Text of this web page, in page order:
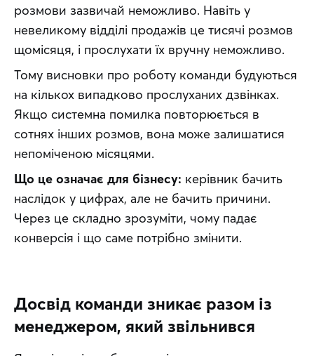
розмови зазвичай неможливо. Навіть у
невеликому відділі продажів це тисячі розмов
щомісяця, і прослухати їх вручну неможливо.
Тому висновки про роботу команди будуються
на кількох випадково прослуханих дзвінках.
Якщо системна помилка повторюється в
сотнях інших розмов, вона може залишатися
непоміченою місяцями.
Що це означає для бізнесу: керівник бачить
наслідок у цифрах, але не бачить причини.
Через це складно зрозуміти, чому падає
конверсія і що саме потрібно змінити.
Досвід команди зникає разом із
менеджером, який звільнився